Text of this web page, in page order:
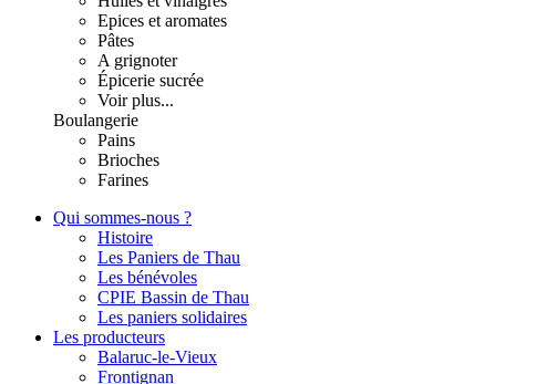
Epices et aromates
Pâtes
A grignoter
Épicerie sucrée
Voir plus...
Boulangerie
Pains
Brioches
Farines
Qui sommes-nous ?
Histoire
Les Paniers de Thau
Les bénévoles
CPIE Bassin de Thau
Les paniers solidaires
Les producteurs
Balaruc-le-Vieux
Frontignan